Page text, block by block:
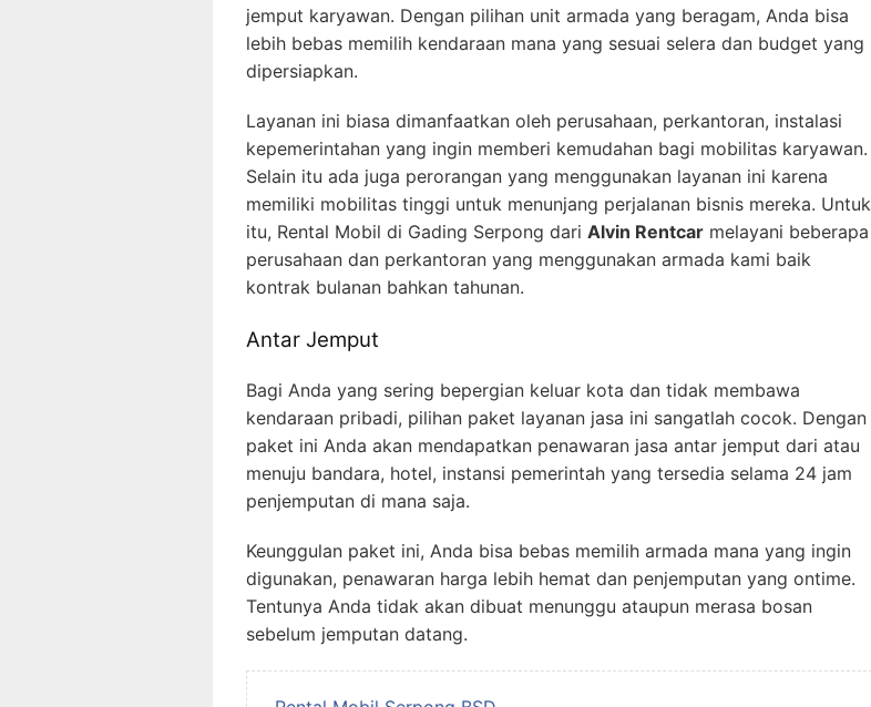
jemput karyawan. Dengan pilihan unit armada yang beragam, Anda bisa
lebih bebas memilih kendaraan mana yang sesuai selera dan budget yang
dipersiapkan.
Layanan ini biasa dimanfaatkan oleh perusahaan, perkantoran, instalasi
kepemerintahan yang ingin memberi kemudahan bagi mobilitas karyawan.
Selain itu ada juga perorangan yang menggunakan layanan ini karena
memiliki mobilitas tinggi untuk menunjang perjalanan bisnis mereka. Untuk
itu, Rental Mobil di Gading Serpong dari Alvin Rentcar melayani beberapa
perusahaan dan perkantoran yang menggunakan armada kami baik
kontrak bulanan bahkan tahunan.
Antar Jemput
Bagi Anda yang sering bepergian keluar kota dan tidak membawa
kendaraan pribadi, pilihan paket layanan jasa ini sangatlah cocok. Dengan
paket ini Anda akan mendapatkan penawaran jasa antar jemput dari atau
menuju bandara, hotel, instansi pemerintah yang tersedia selama 24 jam
penjemputan di mana saja.
Keunggulan paket ini, Anda bisa bebas memilih armada mana yang ingin
digunakan, penawaran harga lebih hemat dan penjemputan yang ontime.
Tentunya Anda tidak akan dibuat menunggu ataupun merasa bosan
sebelum jemputan datang.